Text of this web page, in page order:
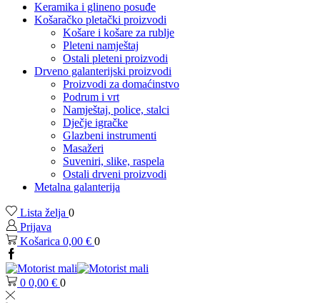
Keramika i glineno posuđe
Košaračko pletački proizvodi
Košare i košare za rublje
Pleteni namještaj
Ostali pleteni proizvodi
Drveno galanterijski proizvodi
Proizvodi za domaćinstvo
Podrum i vrt
Namještaj, police, stalci
Dječje igračke
Glazbeni instrumenti
Masažeri
Suveniri, slike, raspela
Ostali drveni proizvodi
Metalna galanterija
Lista želja 0
Prijava
Košarica 0,00 € 0
0 0,00 € 0